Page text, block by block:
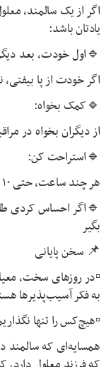
اگر از یک سالمند،
یادتان باشد:
🔹اول خودت، بعد
اگر خودت از پا
🔹کمک بخواه:
از دیگران بخواه در
🔹استراحت کن:
هر چند ساعت، حتی ۱۰ دقیقه، به خودت استراحت بده
بگیر
📌 سخن پایانی
▫️در روزهای سخت،
به فکر آسیب‌پذیرها
▫️هیچ‌کس را تنها
همسایه‌ای که سالمند